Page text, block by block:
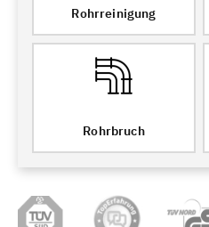
Rohrreinigung
Rohrbruch